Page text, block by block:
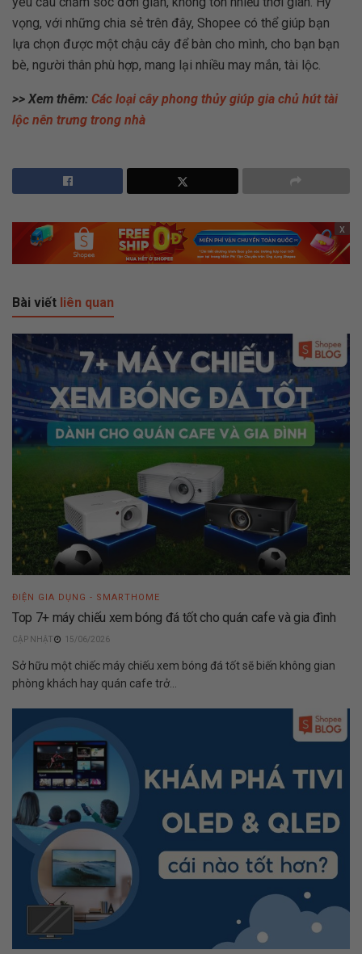
vọng, với những chia sẻ trên đây, Shopee có thể giúp bạn
lựa chọn được một chậu cây để bàn cho mình, cho bạn bạn
bè, người thân phù hợp, mang lại nhiều may mắn, tài lộc.
>> Xem thêm: Các loại cây phong thủy giúp gia chủ hút tài
lộc nên trưng trong nhà
x
Bài viết liên quan
ĐIỆN GIA DỤNG - SMARTHOME
Top 7+ máy chiếu xem bóng đá tốt cho quán cafe và gia đình
15/06/2026
Sở hữu một chiếc máy chiếu xem bóng đá tốt sẽ biến không gian
phòng khách hay quán cafe trở...